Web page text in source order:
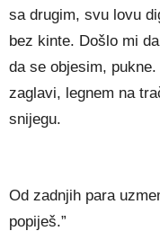
sa drugim, svu lovu
bez kinte. Došlo mi
da se objesim,
zaglavi, legnem na
snijegu.
Od zadnjih para
popiješ.”